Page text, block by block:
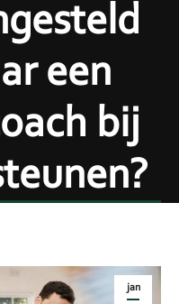
een
bij
jan